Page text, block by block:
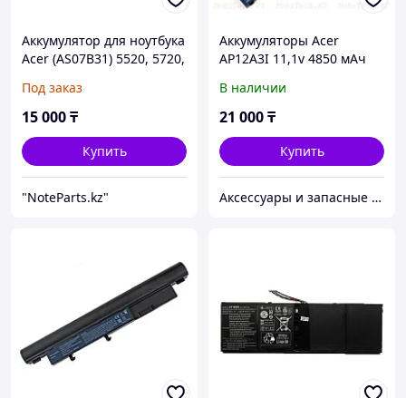
Аккумулятор для ноутбука
Acer (AS07B31) 5520, 5720,
Под заказ
15 000₸
Купить
"NoteParts.kz"
Аккумуляторы Acer
AP12A3I 11,1v 4850 мАч
батарея, аккумулятор,
ORIGINAL
В наличии
21 000₸
Купить
Аксессуары и запасные части для НОУТБУКОВ